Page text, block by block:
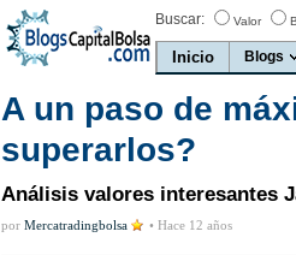
Buscar: Valor
Inicio Blogs
A un paso de
superarlos?
Análisis valores interesantes
por Mercatradingbolsa • Hace 12 años